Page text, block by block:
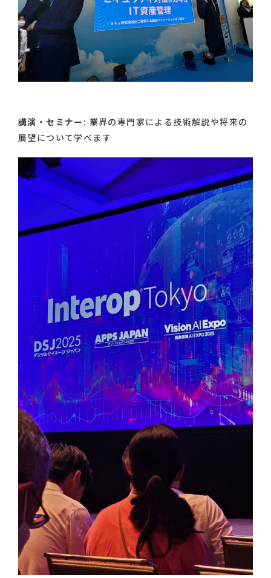
講演・セミナー : 業界の専門家による技術解説や将来の
展望について学べます